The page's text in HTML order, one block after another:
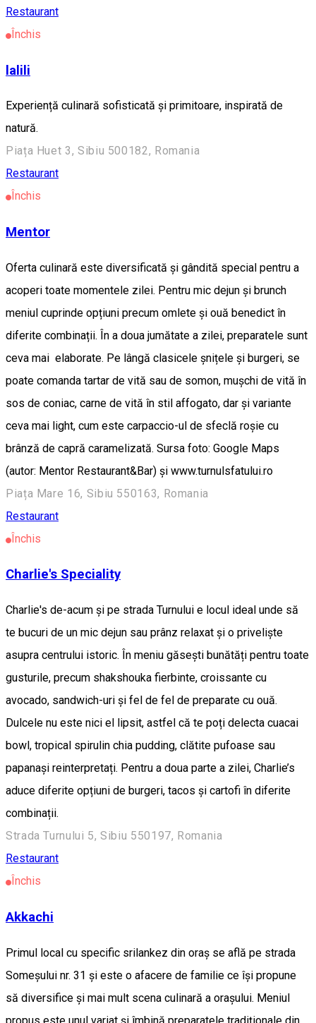
Restaurant
Închis
lalili
Experiență culinară sofisticată și primitoare, inspirată de
natură.
Piața Huet 3, Sibiu 500182, Romania
Restaurant
Închis
Mentor
Oferta culinară este diversificată și gândită special pentru a
acoperi toate momentele zilei. Pentru mic dejun și brunch
meniul cuprinde opțiuni precum omlete și ouă benedict în
diferite combinații. În a doua jumătate a zilei, preparatele sunt
ceva mai elaborate. Pe lângă clasicele șnițele și burgeri, se
poate comanda tartar de vită sau de somon, mușchi de vită în
sos de coniac, carne de vită în stil affogato, dar și variante
ceva mai light, cum este carpaccio-ul de sfeclă roșie cu
brânză de capră caramelizată. Sursa foto: Google Maps
(autor: Mentor Restaurant&Bar) și www.turnulsfatului.ro
Piața Mare 16, Sibiu 550163, Romania
Restaurant
Închis
Charlie's Speciality
Charlie's de-acum și pe strada Turnului e locul ideal unde să
te bucuri de un mic dejun sau prânz relaxat și o priveliște
asupra centrului istoric. În meniu găsești bunătăți pentru toate
gusturile, precum shakshouka fierbinte, croissante cu
avocado, sandwich-uri și fel de fel de preparate cu ouă.
Dulcele nu este nici el lipsit, astfel că te poți delecta cuacai
bowl, tropical spirulin chia pudding, clătite pufoase sau
papanași reinterpretați. Pentru a doua parte a zilei, Charlie’s
aduce diferite opțiuni de burgeri, tacos și cartofi în diferite
combinații.
Strada Turnului 5, Sibiu 550197, Romania
Restaurant
Închis
Akkachi
Primul local cu specific srilankez din oraș se află pe strada
Someșului nr. 31 și este o afacere de familie ce își propune
să diversifice și mai mult scena culinară a orașului. Meniul
propus este unul variat și îmbină preparatele tradiționale din